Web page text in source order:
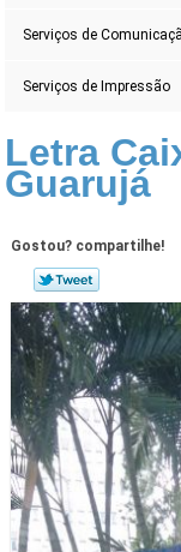
Serviços de
Serviços de Impressão
Letra
Guarujá
Gostou? compartilhe!